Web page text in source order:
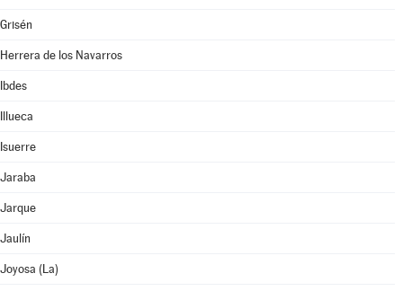
Grisén
Herrera de los Navarros
Ibdes
Illueca
Isuerre
Jaraba
Jarque
Jaulín
Joyosa (La)